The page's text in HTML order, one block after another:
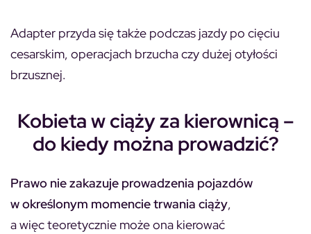
Adapter przyda się także podczas jazdy po cięciu
cesarskim, operacjach brzucha czy dużej otyłości
brzusznej.
Kobieta w ciąży za kierownicą –
do kiedy można prowadzić?
Prawo nie zakazuje prowadzenia pojazdów
w określonym momencie trwania ciąży,
a więc teoretycznie może ona kierować